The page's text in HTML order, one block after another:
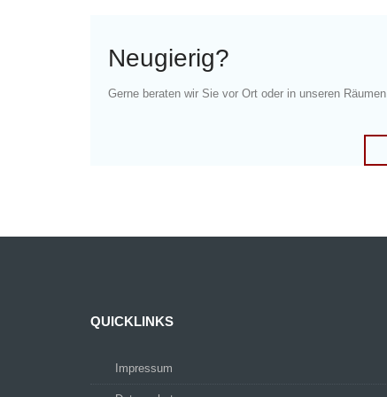
Neugierig?
Gerne beraten wir Sie vor Ort oder in unseren Räumen
QUICKLINKS
Impressum